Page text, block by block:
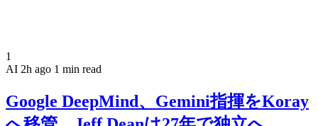
1
AI 2h ago 1 min read
Google DeepMind、Gemini指揮をKoray